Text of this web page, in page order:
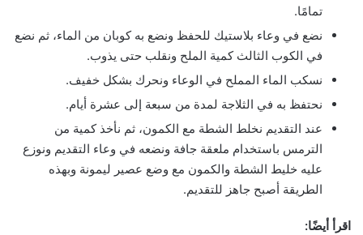
تمامًا.
نضع في وعاء بلاستيك للحفظ ونضع به كوبان من الماء، ثم نضع
في الكوب الثالث كمية الملح ونقلب حتى يذوب.
نسكب الماء المملح في الوعاء ونحرك بشكل خفيف.
نحتفظ به في الثلاجة لمدة من سبعة إلى عشرة أيام.
عند التقديم نخلط الشطة مع الكمون، ثم نأخذ كمية من
الترمس باستخدام ملعقة جافة ونضعه في وعاء التقديم ونوزع
عليه خليط الشطة والكمون مع وضع عصير ليمونة وبهذه
الطريقة أصبح جاهز للتقديم.
اقرأ أيضًا: